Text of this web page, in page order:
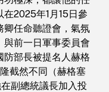
2025年1月15日參
卿任命聽證會，氣氛
前一日軍事委員會
部長被提名人赫格
截然不同（赫格塞
副總統議長加入投